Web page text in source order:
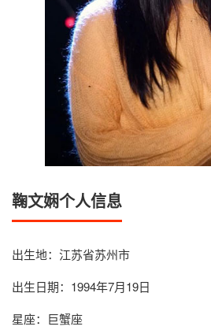
鞠文娴个人信息
出生地：江苏省苏州市
出生日期：1994年7月19日
星座：巨蟹座